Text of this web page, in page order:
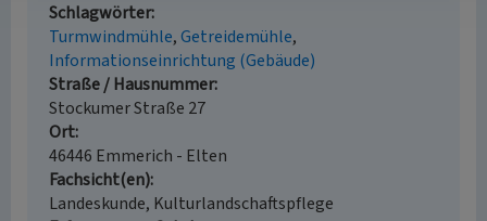
Schlagwörter
Turmwindmühle Getreidemühle
Informationseinrichtung (Gebäude)
Straße / Hausnummer
Stockumer Straße 27
Ort
46446 Emmerich - Elten
Fachsicht(en)
Landeskunde, Kulturlandschaftspflege